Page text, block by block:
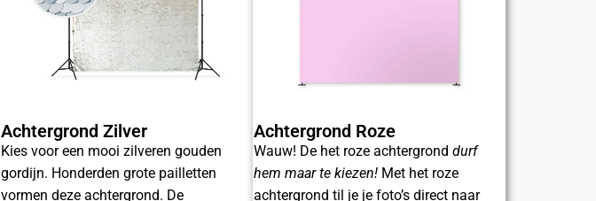
Achtergrond Zilver
Kies voor een mooi zilveren gouden
gordijn. Honderden grote pailletten
vormen deze achtergrond. De
Achtergrond Roze
Wauw! De het roze achtergrond durf
hem maar te kiezen! Met het roze
achtergrond til je je foto’s direct naar